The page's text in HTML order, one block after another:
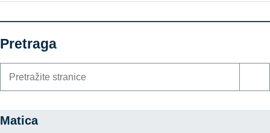
Pretraga
Matica